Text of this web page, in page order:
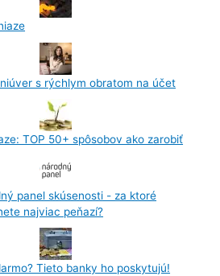
s rýchlym obratom na účet
TOP 50+ spôsobov ako zarobiť
panel skúsenosti - za ktoré
najviac peňazí?
Tieto banky ho poskytujú!